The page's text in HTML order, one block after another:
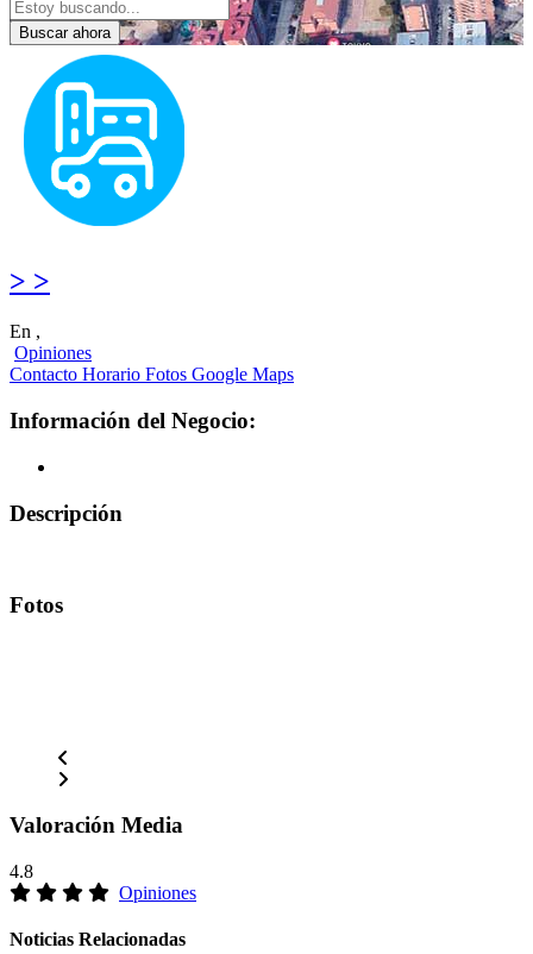
Buscar ahora
> >
En ,
Opiniones
Contacto Horario Fotos Google Maps
Información del Negocio:
Descripción
Fotos
Valoración Media
4.8
Opiniones
Noticias Relacionadas